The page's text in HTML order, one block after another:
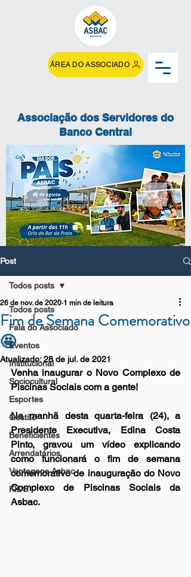
ÁREA DO ASSOCIADO
Associação dos Servidores do
Banco Central
Post
Todos posts
Fala do Associado
Eventos
Institucional
Sociocultural
Esportes
Gestão
Beneficientes
Arrendatários
Vantagens Asbac
KIDS
Todos posts
Fim de Semana Comemorativo
🤩
26 de nov. de 2020 1 min de leitura
Atualizado:28 de jul. de 2021
Venha inaugurar o Novo Complexo de
Piscinas Sociais com a gente!
Na manhã desta quarta-feira (24), a
Presidente Executiva, Edina Costa
Pinto, gravou um vídeo explicando
como funcionará o fim de semana
comemorativo de inauguração do Novo
Complexo de Piscinas Sociais da
Asbac.